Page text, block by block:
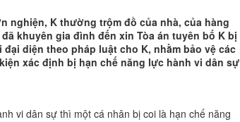
nghiện, K thường trộm đồ của nhà, của hàng
khuyên gia đình đến xin Tòa án tuyên bố K bị
diện theo pháp luật cho K, nhằm bảo vệ các
xác định bị hạn chế năng lực hành vi dân sự
vi dân sự thì một cá nhân bị coi là hạn chế năng